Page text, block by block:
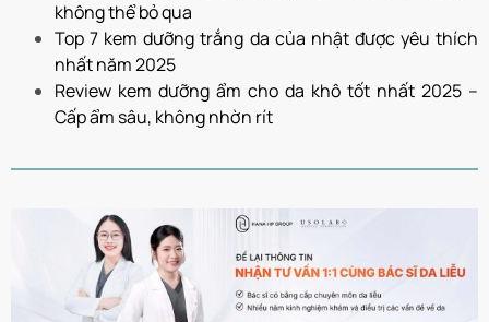
không thể bỏ qua
Top 7 kem dưỡng trắng da của nhật được yêu thích
nhất năm 2025
Review kem dưỡng ẩm cho da khô tốt nhất 2025 –
Cấp ẩm sâu, không nhờn rít